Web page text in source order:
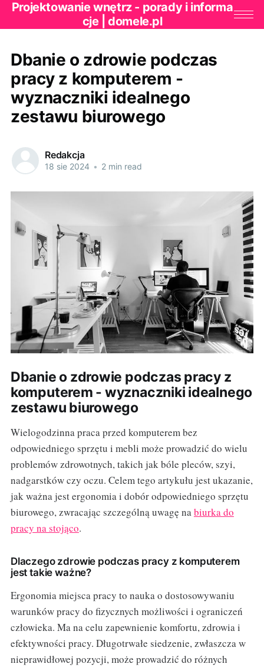
Projektowanie wnętrz - porady i informa
cje | domele.pl
Dbanie o zdrowie podczas
pracy z komputerem -
wyznaczniki idealnego
zestawu biurowego
Redakcja
18 sie 2024 • 2 min read
Dbanie o zdrowie podczas pracy z
komputerem - wyznaczniki idealnego
zestawu biurowego
Wielogodzinna praca przed komputerem bez
odpowiedniego sprzętu i mebli może prowadzić do wielu
problemów zdrowotnych, takich jak bóle pleców, szyi,
nadgarstków czy oczu. Celem tego artykułu jest ukazanie,
jak ważna jest ergonomia i dobór odpowiedniego sprzętu
biurowego, zwracając szczególną uwagę nabiurka do
pracy na stojąco.
Dlaczego zdrowie podczas pracy z komputerem
jest takie ważne?
Ergonomia miejsca pracy to nauka o dostosowywaniu
warunków pracy do fizycznych możliwości i ograniczeń
człowieka. Ma na celu zapewnienie komfortu, zdrowia i
efektywności pracy. Długotrwałe siedzenie, zwłaszcza w
nieprawidłowej pozycji, może prowadzić do różnych